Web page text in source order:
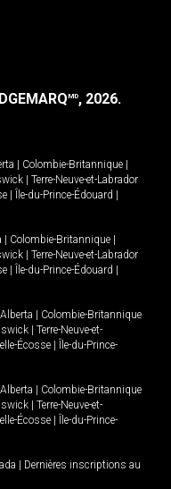
MD, 2026.
Colombie-Britannique
Terre-Neuve-et-Labrador
Île-du-Prince-Édouard
Colombie-Britannique
Terre-Neuve-et-Labrador
Île-du-Prince-Édouard
Alberta
Colombie-Britannique
Terre-Neuve-et-
Écosse
Île-du-Prince-
Alberta
Colombie-Britannique
Terre-Neuve-et-
Écosse
Île-du-Prince-
Dernières inscriptions au